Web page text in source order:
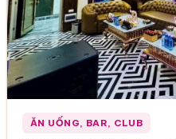
ĂN UỐNG, BAR, CLUB